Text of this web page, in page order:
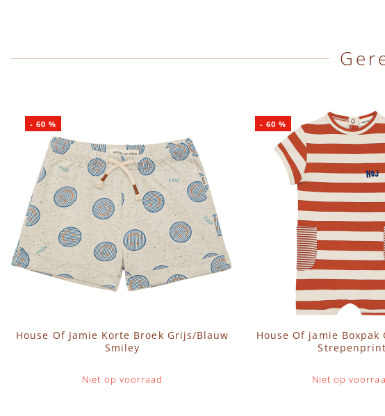
House Of Jamie Korte Broek Grijs/Blauw
Smiley
Niet op voorraad
-60 %
House Of jamie Boxpak
Strepenprint
Niet op
- 60 %